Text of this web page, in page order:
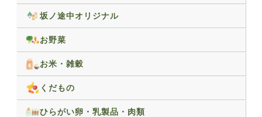
坂ノ途中オリジナル
お野菜
お米・雑穀
くだもの
ひらがい卵・乳製品・肉類